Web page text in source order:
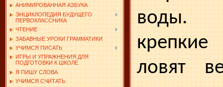
АНИМИРОВАННАЯ АЗБУКА
ЭНЦИКЛОПЕДИЯ БУДУЩЕГО
ПЕРВОКЛАССНИКА
ЧТЕНИЕ
ЗАБАВНЫЕ УРОКИ ГРАММАТИКИ
УЧИМСЯ ПИСАТЬ
ИГРЫ И УПРАЖНЕНИЯ ДЛЯ
ПОДГОТОВКИ К ШКОЛЕ
Я ПИШУ СЛОВА
УЧИМСЯ СЧИТАТЬ
воды.
ловят